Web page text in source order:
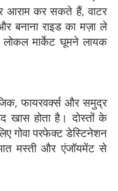
आराम कर सकते हैं, वाटर
बनाना राइड का मज़ा ले
मार्केट घूमने लायक
फायरवर्क्स और समुद्र
खास होता है। दोस्तों के
गोवा परफेक्ट डेस्टिनेशन
मस्ती और एंजॉयमेंट से